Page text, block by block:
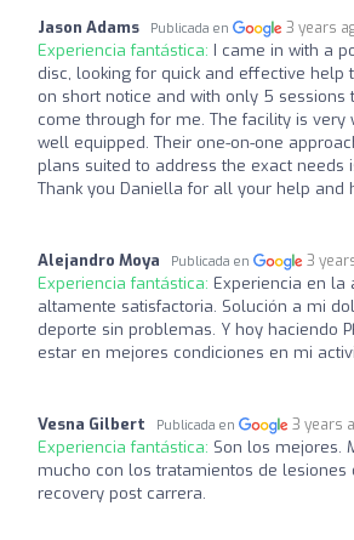
Jason Adams Publicada en 3 years
Experiencia fantástica: I came in with a
disc, looking for quick and effective help
on short notice and with only 5 sessions
come through for me. The facility is very
well equipped. Their one-on-one
plans suited to address the exact needs
Thank you Daniella for all your help and
Alejandro Moya Publicada en 3
Experiencia fantástica: Experiencia en la
altamente satisfactoria. Solución a mi
deporte sin problemas. Y hoy haciendo
estar en mejores condiciones en mi
Vesna Gilbert Publicada en 3 years
Experiencia fantástica: Son los mejores.
mucho con los tratamientos de lesiones
recovery post carrera.